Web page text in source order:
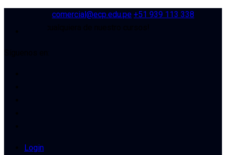
comercial@ecp.edu.pe +51 939 113 338
Login